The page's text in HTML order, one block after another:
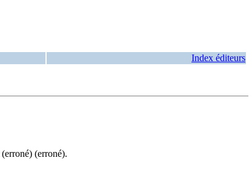
Index éditeurs
(erroné) (erroné).